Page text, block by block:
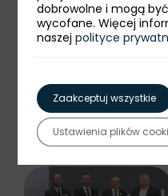
dobrowolne i mogą
wycofane. Więcej
naszejpolityce
Zaakceptuj wszystkie
Ustawienia plików